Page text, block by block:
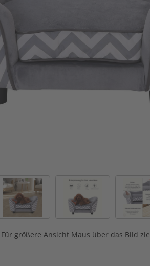
Für größere Ansicht Maus über das Bild